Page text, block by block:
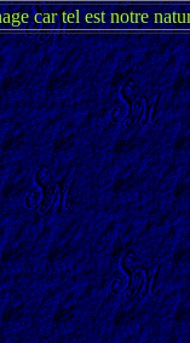
car tel est notre